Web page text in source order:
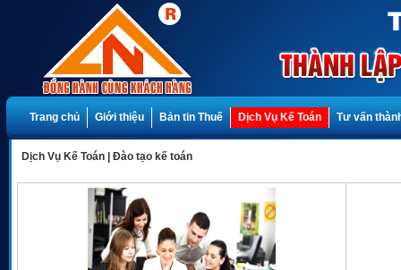
Trang chủ Giới thiệu Bản tin Thuế Dịch Vụ Kế Toán Tư vấn
Dịch Vụ Kế Toán Đào tạo kế toán